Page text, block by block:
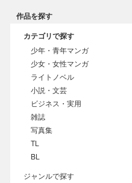
作品を探す
カテゴリで探す
少年・青年マンガ
少女・女性マンガ
ライトノベル
小説・文芸
ビジネス・実用
雑誌
写真集
TL
BL
ジャンルで探す